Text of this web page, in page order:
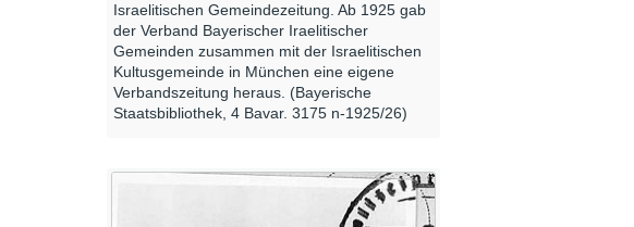
Israelitischen Gemeindezeitung. Ab 1925 gab
der Verband Bayerischer Iraelitischer
Gemeinden zusammen mit der Israelitischen
Kultusgemeinde in München eine eigene
Verbandszeitung heraus. (Bayerische
Staatsbibliothek, 4 Bavar. 3175 n-1925/26)